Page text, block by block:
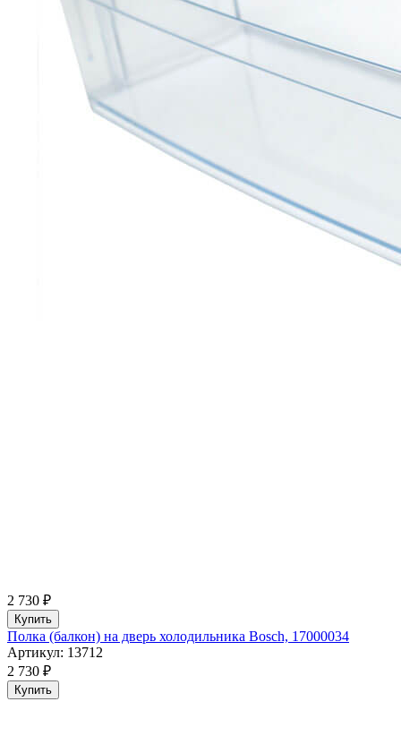
2 730 ₽
Купить
Полка (балкон) на дверь холодильника Bosch, 17000034
Артикул: 13712
2 730 ₽
Купить